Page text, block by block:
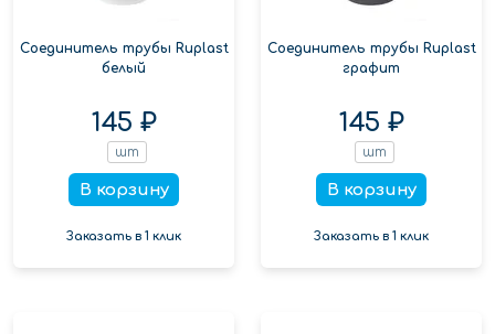
Соединитель трубы Ruplast
белый
145 ₽
шт
В корзину
Заказать в 1 клик
Соединитель трубы Ruplast
графит
145 ₽
шт
В корзину
Заказать в 1 клик